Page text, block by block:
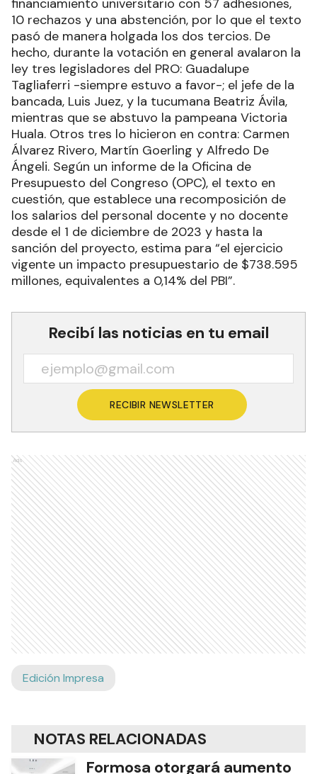
financiamiento universitario con 57 adhesiones,
10 rechazos y una abstención, por lo que el texto
pasó de manera holgada los dos tercios. De
hecho, durante la votación en general avalaron la
ley tres legisladores del PRO: Guadalupe
Tagliaferri -siempre estuvo a favor-; el jefe de la
bancada, Luis Juez, y la tucumana Beatriz Ávila,
mientras que se abstuvo la pampeana Victoria
Huala. Otros tres lo hicieron en contra: Carmen
Álvarez Rivero, Martín Goerling y Alfredo De
Ángeli. Según un informe de la Oficina de
Presupuesto del Congreso (OPC), el texto en
cuestión, que establece una recomposición de
los salarios del personal docente y no docente
desde el 1 de diciembre de 2023 y hasta la
sanción del proyecto, estima para “el ejercicio
vigente un impacto presupuestario de $738.595
millones, equivalentes a 0,14% del PBI”.
Recibí las noticias en tu email
RECIBIR NEWSLETTER
Ads
Edición Impresa
NOTAS RELACIONADAS
Formosa otorgará aumento